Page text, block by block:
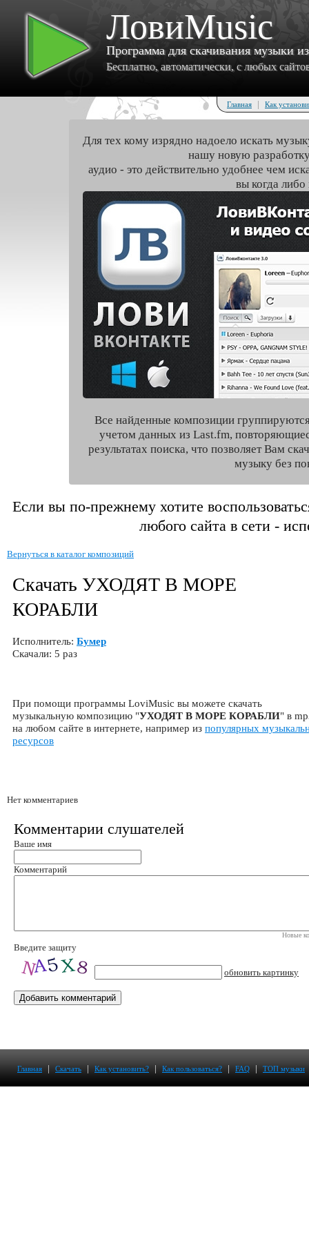
ЛовиMusic
Программа для скачивания музыки
Бесплатно, автоматически, с любых
Главная | Как
Для тех кому изрядно надоело искать
нашу новую
аудио - это действительно удобнее чем
вы когда либо
Все найденные композиции
учетом данных из Last.fm,
результатах поиска, что позволяет Вам
музыку без
Если вы по-прежнему хотите
любого сайта в сети -
Вернуться в каталог композиций
Скачать УХОДЯТ В МОРЕ
КОРАБЛИ
Исполнитель: Бумер
Скачали: 5 раз
При помощи программы LoviMusic вы можете скачать
музыкальную композицию "УХОДЯТ В МОРЕ КОРАБЛИ" в
на любом сайте в интернете, например из популярных
ресурсов
Нет комментариев
Комментарии слушателей
Ваше имя
Комментарий
Новые
Введите защиту
обновить картинку
Главная | Скачать | Как установить? | Как пользоваться? | FAQ | ТОП музыки